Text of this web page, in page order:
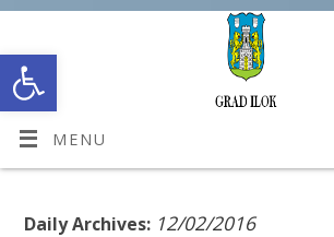
Open toolbar
MENU
Daily Archives: 12/02/2016